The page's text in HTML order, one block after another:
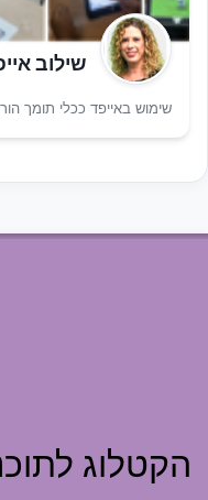
שילוב
שימוש באייפד ככלי תומך
הקטלוג